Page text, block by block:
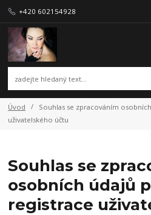
+420 602154928
Úvod
Souhlas se zpracováním
uživatelského účtu
Souhlas se
osobních údajů
registrace